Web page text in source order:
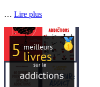
… Lire plus